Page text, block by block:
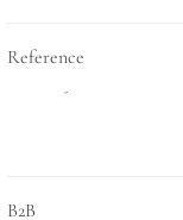
Reference
-
B2B